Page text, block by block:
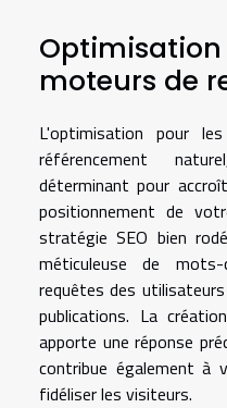
Optimisation
moteurs de
L'optimisation pour
référencement
déterminant pour
positionnement de
stratégie SEO bien
méticuleuse de
requêtes des
publications. La
apporte une réponse
contribue également à
fidéliser les visiteurs.